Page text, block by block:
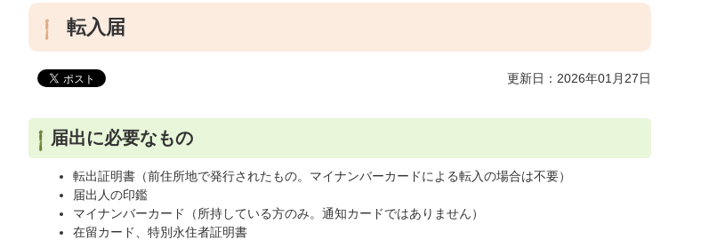
転入届
更新日：2026年01月27日
届出に必要なもの
転出証明書（前住所地で発行されたもの。マイナンバーカードによる転入の場合は不要）
届出人の印鑑
マイナンバーカード（所持している方のみ。通知カードではありません）
在留カード、特別永住者証明書